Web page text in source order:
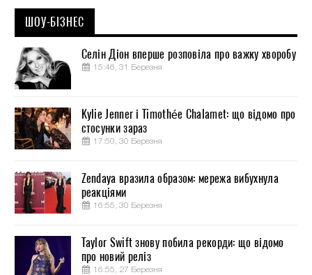
ШОУ-БІЗНЕС
Селін Діон вперше розповіла про важку хворобу
15:46, 31 Березня
Kylie Jenner і Timothée Chalamet: що відомо про
стосунки зараз
17:50, 30 Березня
Zendaya вразила образом: мережа вибухнула
реакціями
16:55, 30 Березня
Taylor Swift знову побила рекорди: що відомо
про новий реліз
16:55, 27 Березня